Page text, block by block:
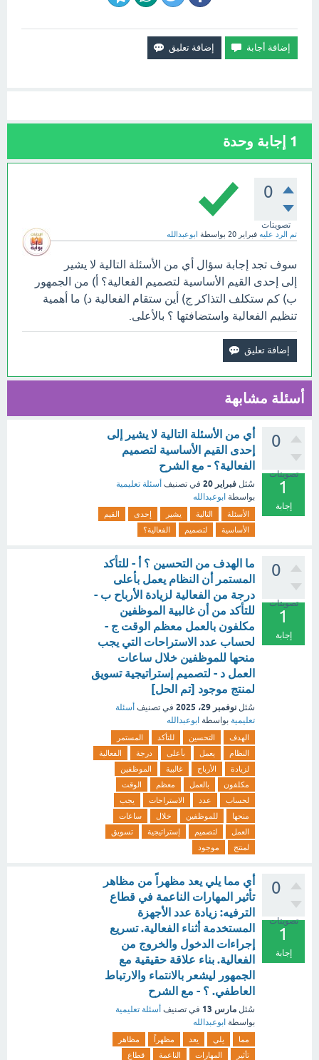
1 إجابة وحدة
0
تصويتات
تم الرد عليه فبراير 20 بواسطة ابوعبدالله
سوف تجد إجابة سؤال أي من الأسئلة التالية لا يشير
إلى إحدى القيم الأساسية لتصميم الفعالية؟ أ) من الجمهور
ب) كم ستكلف التذاكر ج) أين ستقام الفعالية د) ما أهمية
تنظيم الفعالية واستضافتها ؟ بالأعلى.
أسئلة مشابهة
0
تصويتات
1
إجابة
أي من الأسئلة التالية لا يشير إلى
إحدى القيم الأساسية لتصميم
الفعالية؟ - مع الشرح
سُئل فبراير 20 في تصنيف أسئلة تعليمية
بواسطة ابوعبدالله
الأسئلة التالية يشير إحدى
القيم
الأساسية
لتصميم الفعالية؟
0
تصويتات
1
إجابة
ما الهدف من التحسين ؟ أ - للتأكد
المستمر أن النظام يعمل بأعلى
درجة من الفعالية لزيادة الأرباح ب -
للتأكد من أن غالبية الموظفين
مكلفون بالعمل معظم الوقت ج -
لحساب عدد الاستراحات التي يجب
منحها للموظفين خلال ساعات
العمل د - لتصميم إستراتيجية تسويق
لمنتج موجود [تم الحل]
سُئل نوفمبر 29، 2025 في تصنيف أسئلة
تعليمية بواسطة ابوعبدالله
الهدف التحسين للتأكد
المستمر
النظام
يعمل بأعلى درجة
الفعالية
لزيادة
الأرباح غالبية
الموظفين
مكلفون
بالعمل معظم
الوقت
لحساب
عدد الاستراحات
يجب
منحها
للموظفين خلال
ساعات
العمل
لتصميم إستراتيجية
تسويق
لمنتج
موجود
0
تصويتات
1
إجابة
أي مما يلي يعد مظهراً من مظاهر
تأثير المهارات الناعمة في قطاع
الترفيه: زيادة عدد الأجهزة
المستخدمة أثناء الفعالية. تسريع
إجراءات الدخول والخروج من
الفعالية. بناء علاقة حقيقية مع
الجمهور ليشعر بالانتماء والارتباط
العاطفي. ؟ - مع الشرح
سُئل مارس 13 في تصنيف أسئلة تعليمية
بواسطة ابوعبدالله
مما يلي يعد مظهراً
مظاهر
تأثير
المهارات الناعمة
قطاع